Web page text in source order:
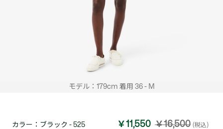
モデル：179cm 着用 36 - M
カラー： ブラック - 525 ￥11,550 ￥16,500 (税込)